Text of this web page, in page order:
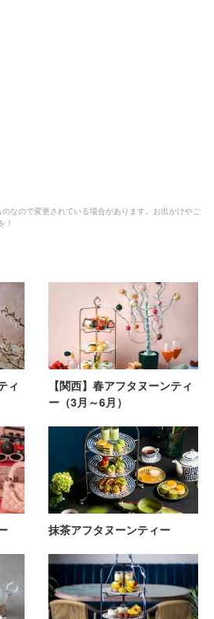
なので変更されている場合があります。お出かけやご
！
ィ
【関西】春アフタヌーンティ
ー（3月～6月）
抹茶アフタヌーンティー